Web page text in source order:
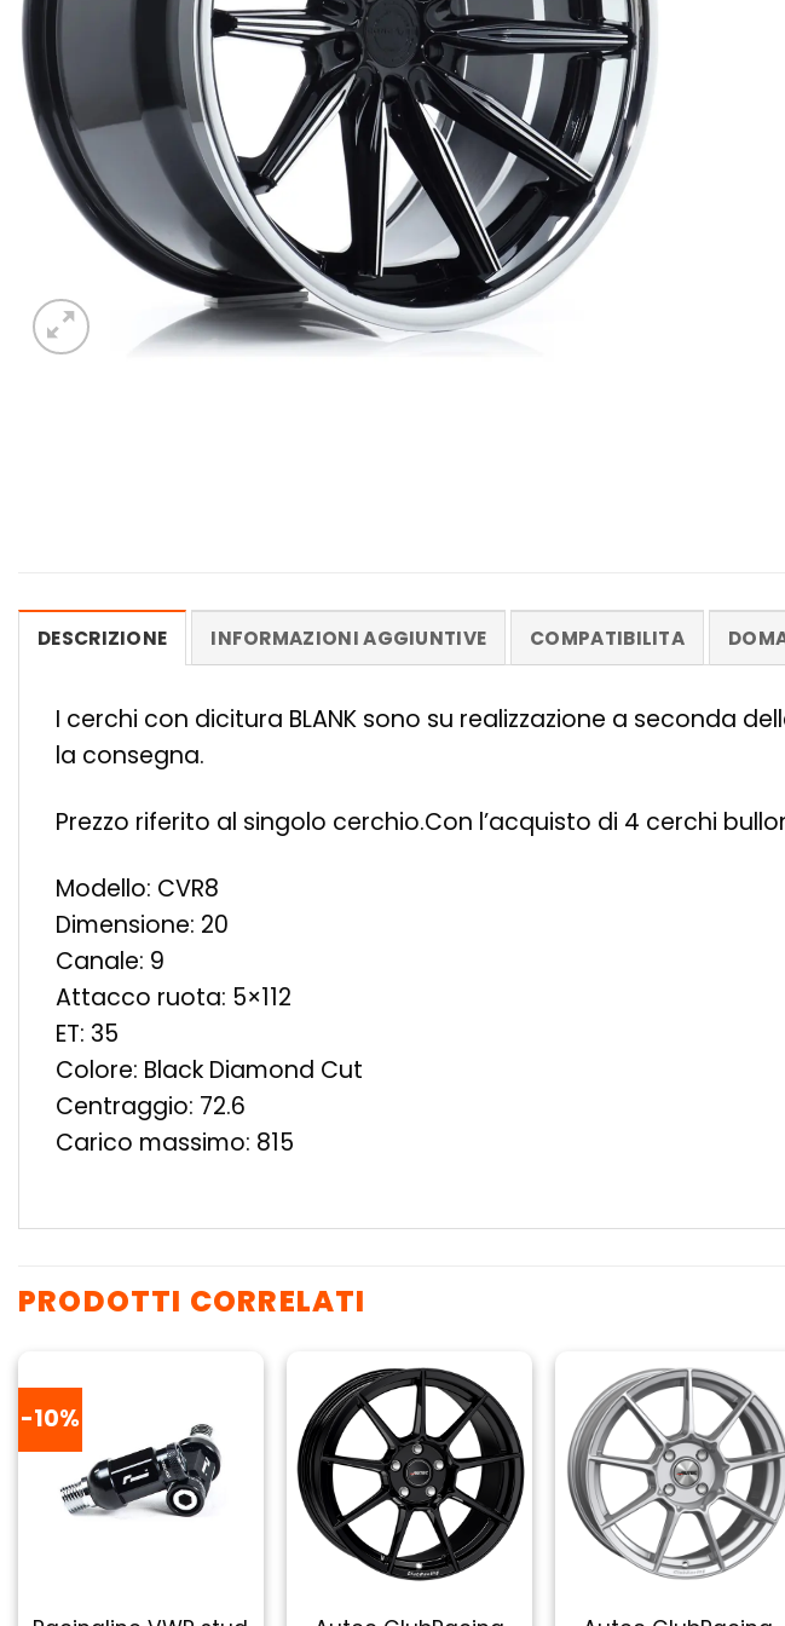
DESCRIZIONE INFORMAZIONI AGGIUNTIVE COMPATIBILITA
I cerchi con dicitura BLANK sono su realizzazione a seconda
la consegna.
Prezzo riferito al singolo cerchio.Con l’acquisto di 4 cerchi
Modello: CVR8
Dimensione: 20
Canale: 9
Attacco ruota: 5×112
ET: 35
Colore: Black Diamond Cut
Centraggio: 72.6
Carico massimo: 815
PRODOTTI CORRELATI
-10%